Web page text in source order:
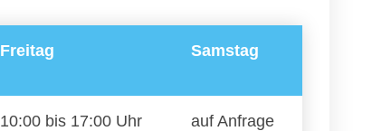
Freitag Samstag
10:00 bis 17:00 Uhr auf Anfrage